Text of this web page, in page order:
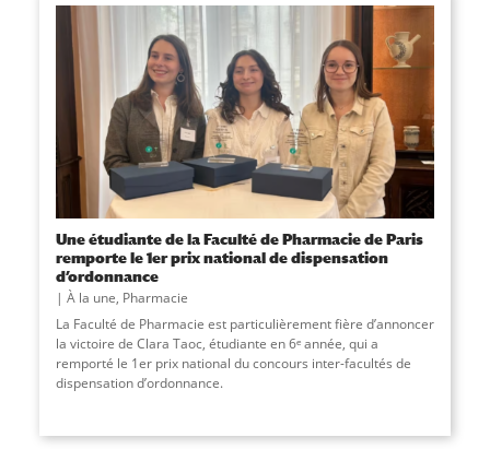
Une étudiante de la Faculté de Pharmacie de Paris
remporte le 1er prix national de dispensation
d’ordonnance
À la une, Pharmacie
La Faculté de Pharmacie est particulièrement fière d’annoncer
la victoire de Clara Taoc, étudiante en 6ᵉ année, qui a
remporté le 1er prix national du concours inter-facultés de
dispensation d’ordonnance.